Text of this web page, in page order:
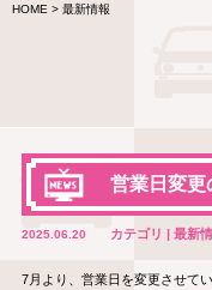
HOME > 最新情報
営業日変更
2025.06.20 カテゴリ | 最新
7月より、営業日を変更させてい